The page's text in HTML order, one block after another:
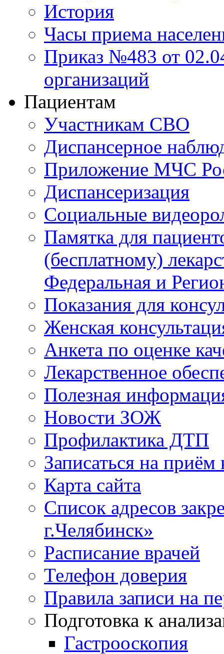
История
Часы приема
Приказ №483 от
организаций
Пациентам
Участникам СВО
Диспансерное
Приложение МЧС
Диспансеризация
Социальные
Памятка для
(бесплатному)
Федеральная и
Показания для
Женская
Анкета по оценке
Лекарственное
Полезная
Новости ЗОЖ
Профилактика ДТП
Записаться на приём
Карта сайта
Список адресов
г.Челябинск»
Расписание врачей
Телефон доверия
Правила записи на
Подготовка к
Гастрооскопия